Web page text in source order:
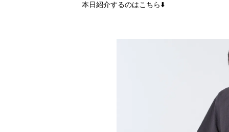
本日紹介するのはこちら⬇️